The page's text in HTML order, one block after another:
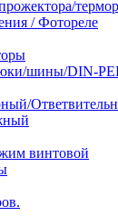
/ Фотореле
шины/DIN-
винтовой